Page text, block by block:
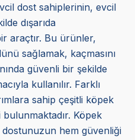
dost sahiplerinin, evcil
dışarıda
araçtır. Bu ürünler,
sağlamak, kaçmasını
güvenli bir şekilde
kullanılır. Farklı
sahip çeşitli köpek
Köpek
dostunuzun hem güvenliği